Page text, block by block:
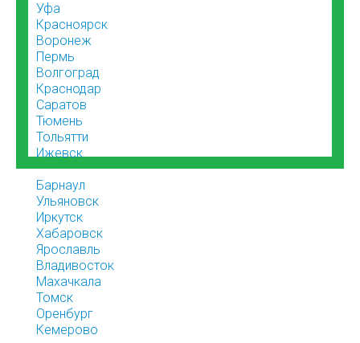
Уфа
Красноярск
Воронеж
Пермь
Волгоград
Краснодар
Саратов
Тюмень
Тольятти
Ижевск
Барнаул
Ульяновск
Иркутск
Хабаровск
Ярославль
Владивосток
Махачкала
Томск
Оренбург
Кемерово